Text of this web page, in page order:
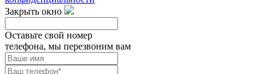
Закрыть окно
Оставьте свой номер
телефона, мы перезвоним вам